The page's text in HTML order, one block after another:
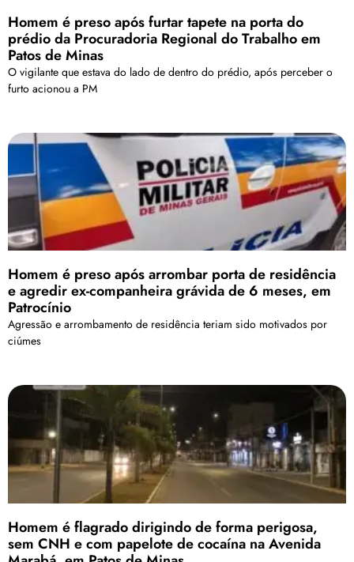
Homem é preso após furtar tapete na porta do
prédio da Procuradoria Regional do Trabalho em
Patos de Minas
O vigilante que estava do lado de dentro do prédio, após perceber o
furto acionou a PM
Homem é preso após arrombar porta de residência
e agredir ex-companheira grávida de 6 meses, em
Patrocínio
Agressão e arrombamento de residência teriam sido motivados por
ciúmes
Homem é flagrado dirigindo de forma perigosa,
sem CNH e com papelote de cocaína na Avenida